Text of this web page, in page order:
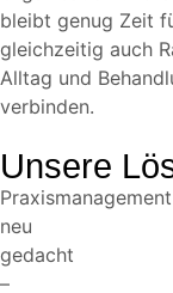
bleibt genug Zeit
gleichzeitig auch
Alltag und
verbinden.
Unsere
Praxismanagement
neu
gedacht
–